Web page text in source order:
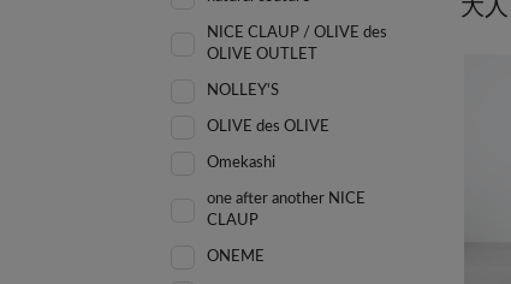
大
NICE CLAUP / OLIVE des
OLIVE OUTLET
NOLLEY'S
OLIVE des OLIVE
Omekashi
one after another NICE
CLAUP
ONEME